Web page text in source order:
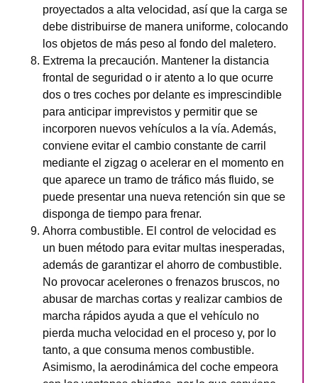
proyectados a alta velocidad, así que la carga se
debe distribuirse de manera uniforme, colocando
los objetos de más peso al fondo del maletero.
Extrema la precaución. Mantener la distancia
frontal de seguridad o ir atento a lo que ocurre
dos o tres coches por delante es imprescindible
para anticipar imprevistos y permitir que se
incorporen nuevos vehículos a la vía. Además,
conviene evitar el cambio constante de carril
mediante el zigzag o acelerar en el momento en
que aparece un tramo de tráfico más fluido, se
puede presentar una nueva retención sin que se
disponga de tiempo para frenar.
Ahorra combustible. El control de velocidad es
un buen método para evitar multas inesperadas,
además de garantizar el ahorro de combustible.
No provocar acelerones o frenazos bruscos, no
abusar de marchas cortas y realizar cambios de
marcha rápidos ayuda a que el vehículo no
pierda mucha velocidad en el proceso y, por lo
tanto, a que consuma menos combustible.
Asimismo, la aerodinámica del coche empeora